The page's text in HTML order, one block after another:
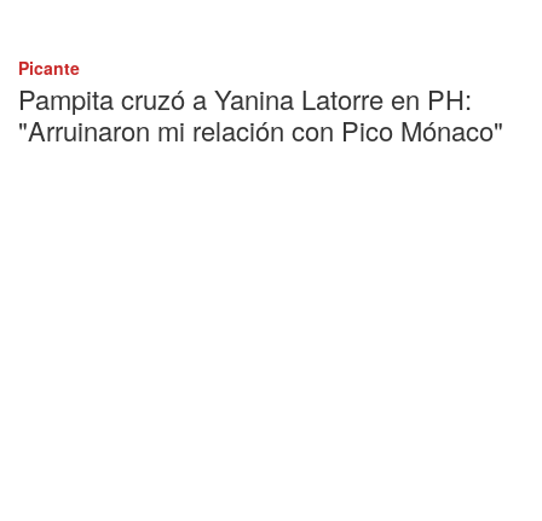
Picante
Pampita cruzó a Yanina Latorre en PH:
"Arruinaron mi relación con Pico Mónaco"